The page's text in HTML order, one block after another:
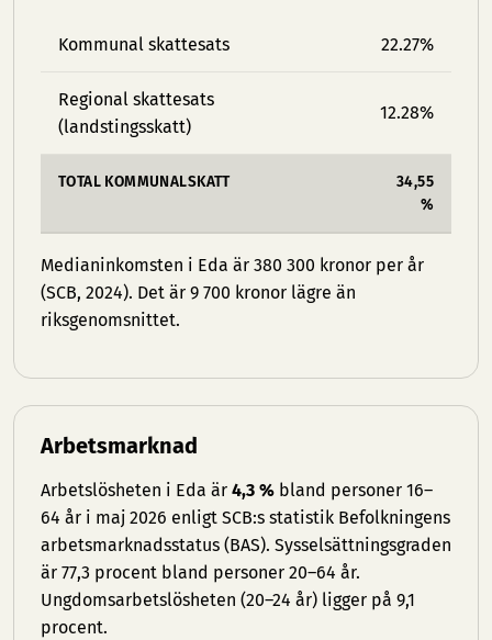
Kommunal skattesats 22.27%
Regional skattesats
(landstingsskatt)
12.28%
TOTAL KOMMUNALSKATT
34,55
%
Medianinkomsten i Eda är 380 300 kronor per år
(SCB, 2024). Det är 9 700 kronor lägre än
riksgenomsnittet.
Arbetsmarknad
Arbetslösheten i Eda är 4,3 % bland personer 16–
64 år i maj 2026 enligt SCB:s statistik Befolkningens
arbetsmarknadsstatus (BAS). Sysselsättningsgraden
är 77,3 procent bland personer 20–64 år.
Ungdomsarbetslösheten (20–24 år) ligger på 9,1
procent.